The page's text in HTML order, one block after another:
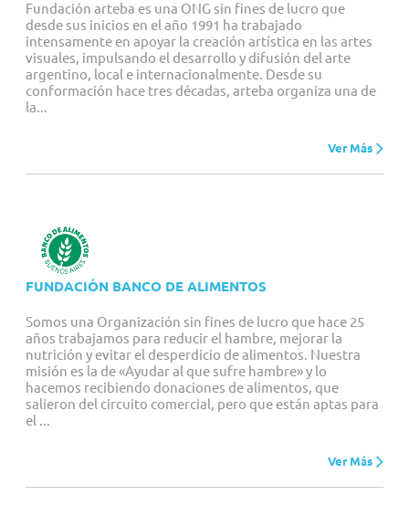
Fundación arteba es una ONG sin fines de lucro que
desde sus inicios en el año 1991 ha trabajado
intensamente en apoyar la creación artística en las artes
visuales, impulsando el desarrollo y difusión del arte
argentino, local e internacionalmente. Desde su
conformación hace tres décadas, arteba organiza una de
la...
Ver Más
FUNDACIÓN BANCO DE ALIMENTOS
Somos una Organización sin fines de lucro que hace 25
años trabajamos para reducir el hambre, mejorar la
nutrición y evitar el desperdicio de alimentos. Nuestra
misión es la de «Ayudar al que sufre hambre» y lo
hacemos recibiendo donaciones de alimentos, que
salieron del circuito comercial, pero que están aptas para
el ...
Ver Más